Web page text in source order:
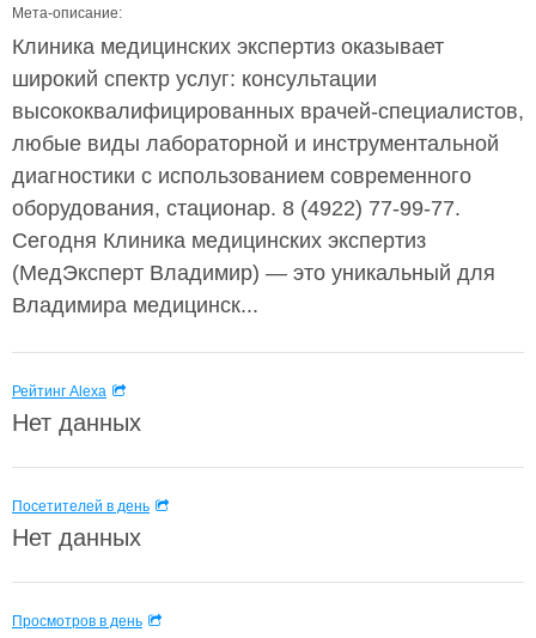
Мета-описание:
Клиника медицинских экспертиз оказывает
широкий спектр услуг: консультации
высококвалифицированных врачей-специалистов,
любые виды лабораторной и инструментальной
диагностики с использованием современного
оборудования, стационар. 8 (4922) 77-99-77.
Сегодня Клиника медицинских экспертиз
(МедЭксперт Владимир) — это уникальный для
Владимира медицинск...
Рейтинг Alexa
Нет данных
Посетителей в день
Нет данных
Просмотров в день